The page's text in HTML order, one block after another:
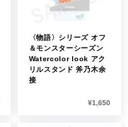
〈物語〉シリーズ オフ
＆モンスターシーズン
Watercolor look アク
リルスタンド 斧乃木余
接
¥1,650